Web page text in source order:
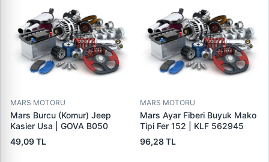
MARS MOTORU
Mars Burcu (Komur) Jeep
Kasier Usa | GOVA B050
49,09 TL
MARS MOTORU
Mars Ayar Fiberi Buyuk Mako
Tipi Fer 152 | KLF 562945
96,28 TL